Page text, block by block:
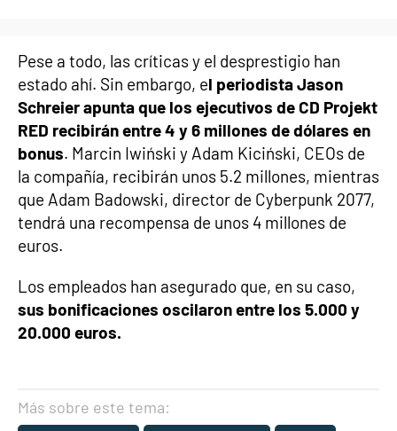
Pese a todo, las críticas y el desprestigio han
estado ahí. Sin embargo, el periodista Jason
Schreier apunta que los ejecutivos de CD Projekt
RED recibirán entre 4 y 6 millones de dólares en
bonus. Marcin Iwiński y Adam Kiciński, CEOs de
la compañía, recibirán unos 5.2 millones, mientras
que Adam Badowski, director de Cyberpunk 2077,
tendrá una recompensa de unos 4 millones de
euros.
Los empleados han asegurado que, en su caso,
sus bonificaciones oscilaron entre los 5.000 y
20.000 euros.
Más sobre este tema: